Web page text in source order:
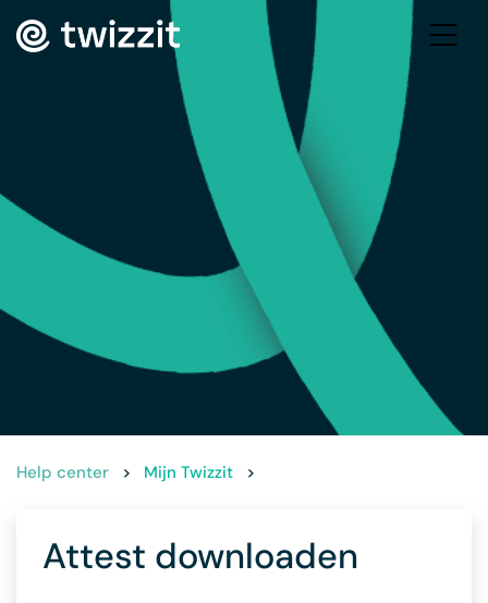
Help center > Mijn Twizzit >
Attest downloaden